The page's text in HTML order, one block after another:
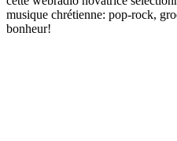
musique chrétienne: pop-rock,
bonheur!